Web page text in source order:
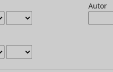
Autor